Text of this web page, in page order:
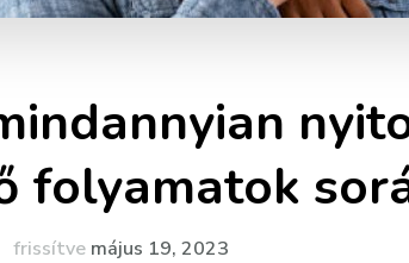
folyamatok
frissítve május 19, 2023